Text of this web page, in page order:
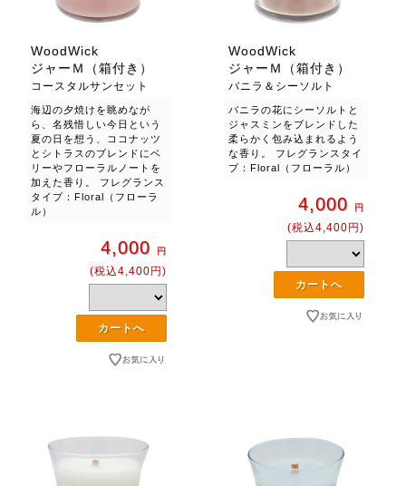
WoodWick
ジャーＭ（箱付き）
コースタルサンセット
海辺の夕焼けを眺めなが
ら、名残惜しい今日という
夏の日を想う、ココナッツ
とシトラスのブレンドにベ
リーやフローラルノートを
加えた香り。 フレグランス
タイプ：Floral（フローラ
ル）
4,000 円
(税込4,400円)
WoodWick
ジャーＭ（箱付き）
バニラ＆シーソルト
バニラの花にシーソルトと
ジャスミンをブレンドした
柔らかく包み込まれるよう
な香り。 フレグランスタイ
プ：Floral（フローラル）
4,000 円
(税込4,400円)